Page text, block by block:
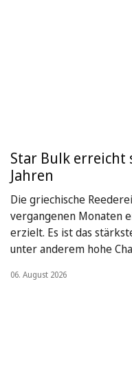
Star Bulk erreicht
Jahren
Die griechische
vergangenen Monaten
erzielt. Es ist das
unter anderem hohe
06. August 2026